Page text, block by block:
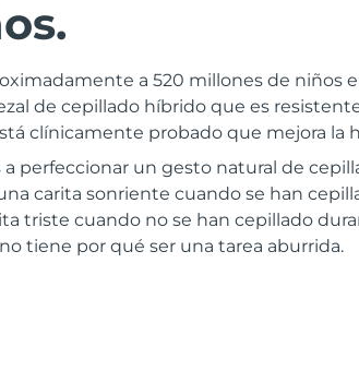
a 520 millones de niños
de cepillado híbrido que es
clínicamente probado que mejora la
a perfeccionar un gesto natural de
carita sonriente cuando se han
triste cuando no se han cepillado
tiene por qué ser una tarea aburrida.